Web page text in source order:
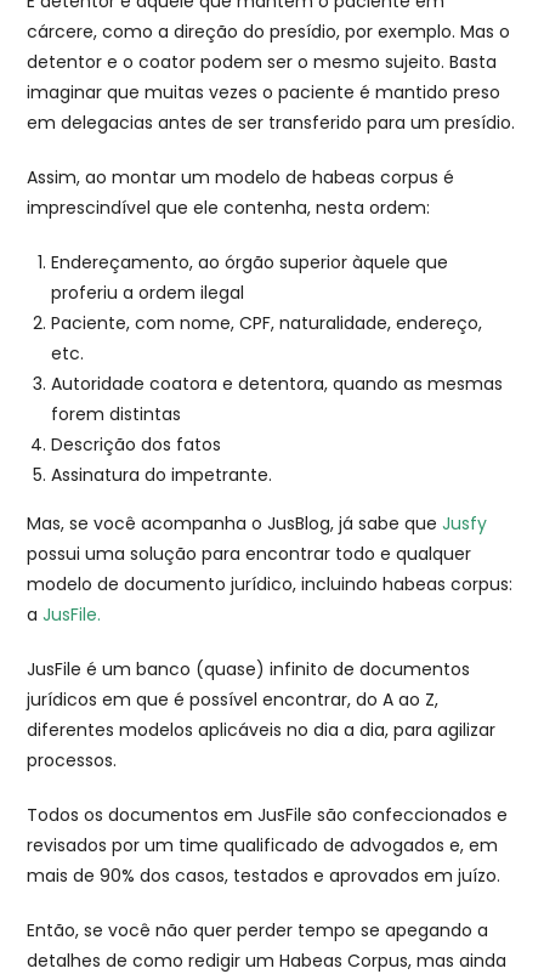
cárcere, como a direção do presídio, por exemplo. Mas o
detentor e o coator podem ser o mesmo sujeito. Basta
imaginar que muitas vezes o paciente é mantido preso
em delegacias antes de ser transferido para um presídio.
Assim, ao montar um modelo de habeas corpus é
imprescindível que ele contenha, nesta ordem:
Endereçamento, ao órgão superior àquele que
proferiu a ordem ilegal
Paciente, com nome, CPF, naturalidade, endereço,
etc.
Autoridade coatora e detentora, quando as mesmas
forem distintas
Descrição dos fatos
Assinatura do impetrante.
Mas, se você acompanha o JusBlog, já sabe queJusfy
possui uma solução para encontrar todo e qualquer
modelo de documento jurídico, incluindo habeas corpus:
aJusFile.
JusFile é um banco (quase) infinito de documentos
jurídicos em que é possível encontrar, do A ao Z,
diferentes modelos aplicáveis no dia a dia, para agilizar
processos.
Todos os documentos em JusFile são confeccionados e
revisados por um time qualificado de advogados e, em
mais de 90% dos casos, testados e aprovados em juízo.
Então, se você não quer perder tempo se apegando a
detalhes de como redigir um Habeas Corpus, mas ainda